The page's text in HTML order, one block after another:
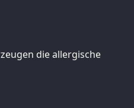
die allergische